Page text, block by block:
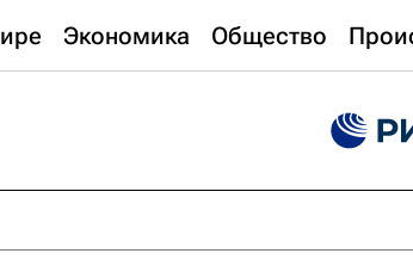
Экономика Общество